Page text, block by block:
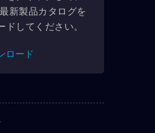
新製品カタログを
ドしてください。
ロード